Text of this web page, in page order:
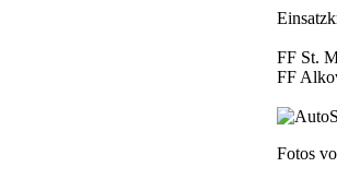
FF St.
FF
Fotos